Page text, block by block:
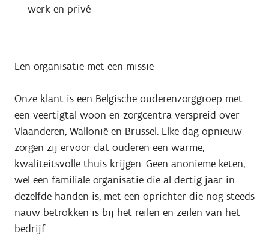
werk en privé
Een organisatie met een missie
Onze klant is een Belgische ouderenzorggroep met
een veertigtal woon en zorgcentra verspreid over
Vlaanderen, Wallonië en Brussel. Elke dag opnieuw
zorgen zij ervoor dat ouderen een warme,
kwaliteitsvolle thuis krijgen. Geen anonieme keten,
wel een familiale organisatie die al dertig jaar in
dezelfde handen is, met een oprichter die nog steeds
nauw betrokken is bij het reilen en zeilen van het
bedrijf.